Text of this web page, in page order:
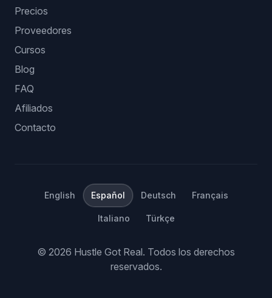
Precios
Proveedores
Cursos
Blog
FAQ
Afiliados
Contacto
English Español Deutsch Français
Italiano Türkçe
© 2026 Hustle Got Real. Todos los derechos
reservados.